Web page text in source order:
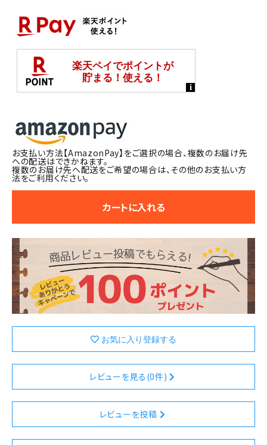
お支払い方法【AmazonPay】をご選択の場合、複数のお届け先
への配送はできかねます。
複数のお届け先へ配送をご希望の場合は、その他のお支払い方
法をご利用ください。
カートに入れる
レビューを見る(0件)
レビューを投稿